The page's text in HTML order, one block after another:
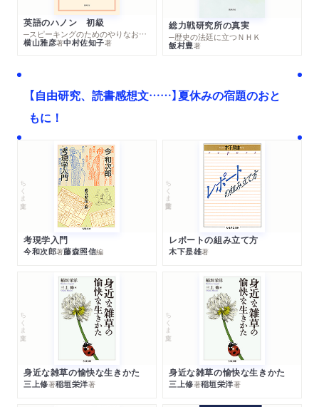
英語のハノン 初級
─スピーキングのためのやりなおし英文法スーパードリル
横山雅彦著中村佐知子著
総力戦研究所の真実
─歴史の法廷に立つＮＨＫ
飯村豊著
【自由研究、読書感想文……】夏休みの宿題のおと
もに！
ちくま文庫
考現学入門
今和次郎著藤森照信編
ちくま学芸文庫
レポートの組み立て方
木下是雄著
ちくま文庫
身近な雑草の愉快な生きかた
三上修著稲垣栄洋著
ちくま文庫
身近な雑草の愉快な生きかた
三上修著稲垣栄洋著